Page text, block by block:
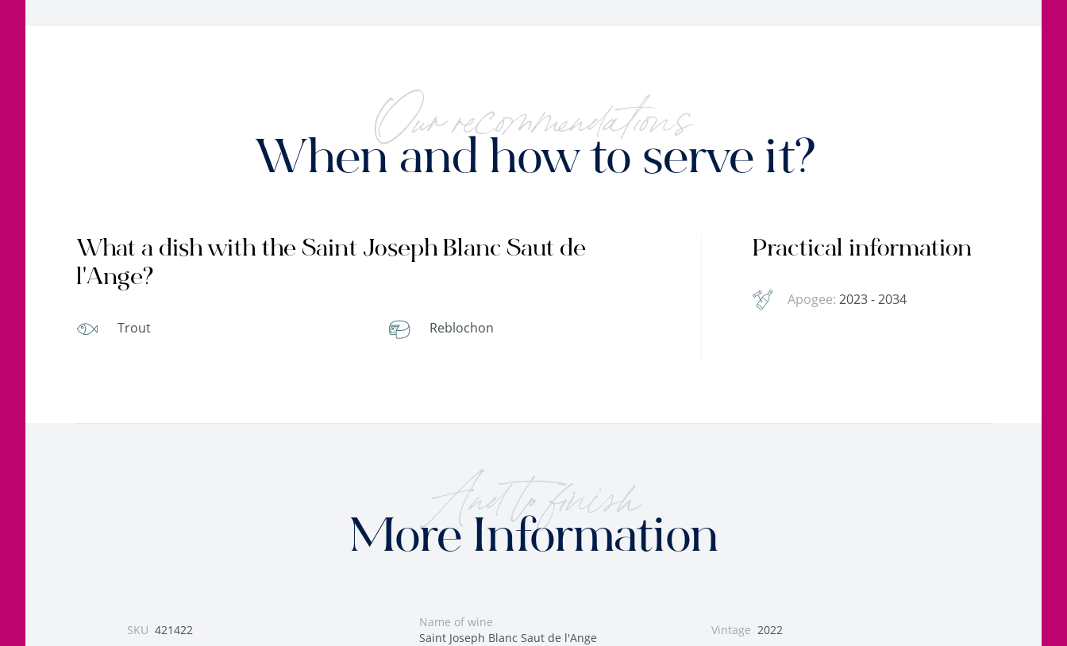
Our recommendations
When and how to serve it?
What a dish with the Saint Joseph Blanc Saut de
l'Ange?
Trout Reblochon
Practical information
Apogee: 2023 - 2034
And to finish
More Information
SKU 421422
Name of wine
Saint Joseph Blanc Saut de l'Ange
Vintage 2022